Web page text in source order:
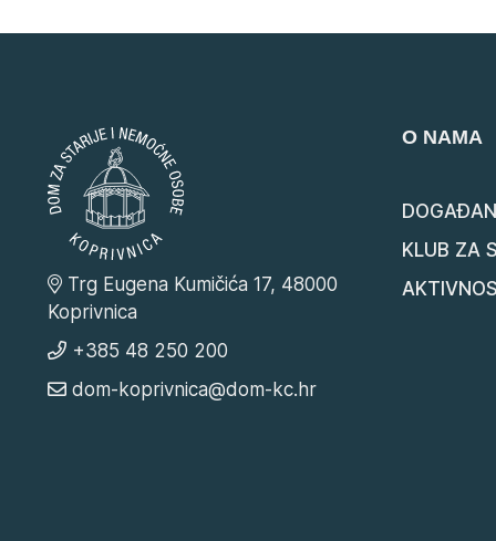
Trg Eugena Kumičića 17, 48000
Koprivnica
+385 48 250 200
dom-koprivnica@dom-kc.hr
O NAMA
KLUB ZA